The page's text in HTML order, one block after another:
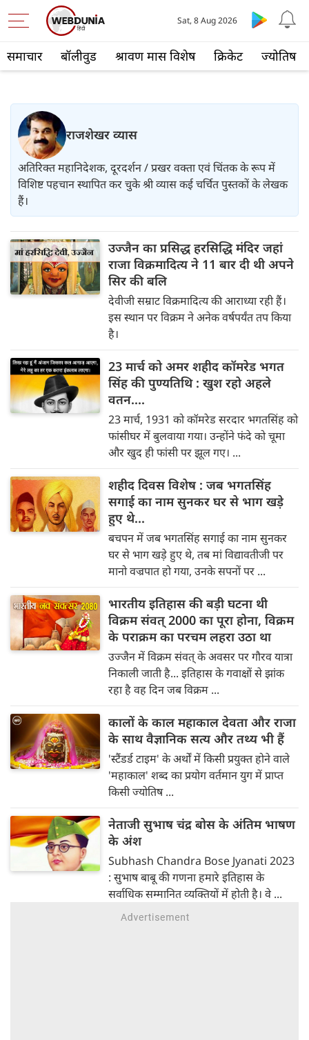
समाचार बॉलीवुड श्रावण मास विशेष क्रिकेट ज्योतिष
Sat, 8 Aug 2026
राजशेखर व्यास
अतिरिक्त महानिदेशक, दूरदर्शन / प्रखर वक्ता एवं चिंतक के रूप में
विशिष्ट पहचान स्थापित कर चुके श्री व्यास कई चर्चित पुस्तकों के लेखक
हैं।
उज्जैन का प्रसिद्ध हरसिद्धि मंदिर जहां
राजा विक्रमादित्य ने 11 बार दी थी अपने
सिर की बलि
देवीजी सम्राट विक्रमादित्य की आराध्या रही हैं।
इस स्थान पर विक्रम ने अनेक वर्षपर्यंत तप किया
है।
23 मार्च को अमर शहीद कॉमरेड भगत
सिंह की पुण्यतिथि : खुश रहो अहले
वतन....
23 मार्च, 1931 को कॉमरेड सरदार भगतसिंह को
फांसीघर में बुलवाया गया। उन्होंने फंदे को चूमा
और खुद ही फांसी पर झूल गए। ...
शहीद दिवस विशेष : जब भगतसिंह
सगाई का नाम सुनकर घर से भाग खड़े
हुए थे...
बचपन में जब भगतसिंह सगाई का नाम सुनकर
घर से भाग खड़े हुए थे, तब मां विद्यावतीजी पर
मानो वज्रपात हो गया, उनके सपनों पर ...
भारतीय इतिहास की बड़ी घटना थी
विक्रम संवत् 2000 का पूरा होना, विक्रम
के पराक्रम का परचम लहरा उठा था
उज्जैन में विक्रम संवत् के अवसर पर गौरव यात्रा
निकाली जाती है... इतिहास के गवाक्षों से झांक
रहा है वह दिन जब विक्रम ...
कालों के काल महाकाल देवता और राजा
के साथ वैज्ञानिक सत्य और तथ्य भी हैं
'स्टैंडर्ड टाइम' के अर्थों में किसी प्रयुक्त होने वाले
'महाकाल' शब्द का प्रयोग वर्तमान युग में प्राप्त
किसी ज्योतिष ...
नेताजी सुभाष चंद्र बोस के अंतिम भाषण
के अंश
Subhash Chandra Bose Jyanati 2023
: सुभाष बाबू की गणना हमारे इतिहास के
सर्वाधिक सम्‍मानित व्‍यक्‍तियों में होती है। वे ...